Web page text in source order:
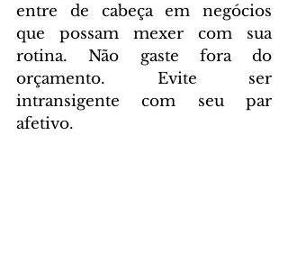
entre de cabeça em negócios
que possam mexer com sua
rotina. Não gaste fora do
orçamento. Evite ser
intransigente com seu par
afetivo.